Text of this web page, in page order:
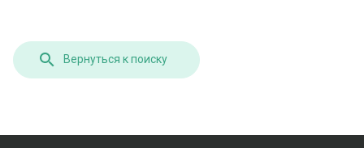
Вернуться к поиску